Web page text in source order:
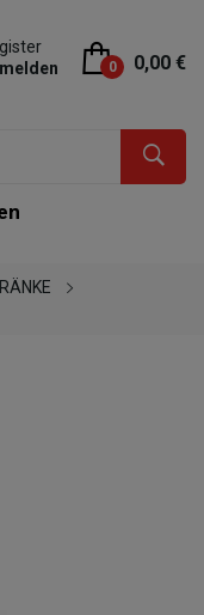
0 0,00 €